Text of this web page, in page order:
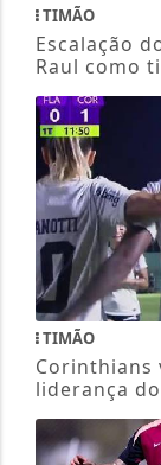
TIMÃO
Escalação
Raul como
TIMÃO
Corinthians
liderança